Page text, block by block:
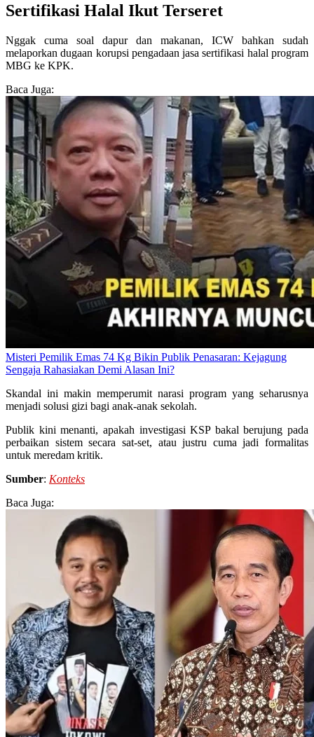
Sertifikasi Halal Ikut Terseret
Nggak cuma soal dapur dan makanan, ICW bahkan sudah
melaporkan dugaan korupsi pengadaan jasa sertifikasi halal program
MBG ke KPK.
Baca Juga:
Misteri Pemilik Emas 74 Kg Bikin Publik Penasaran: Kejagung
Sengaja Rahasiakan Demi Alasan Ini?
Skandal ini makin memperumit narasi program yang seharusnya
menjadi solusi gizi bagi anak-anak sekolah.
Publik kini menanti, apakah investigasi KSP bakal berujung pada
perbaikan sistem secara sat-set, atau justru cuma jadi formalitas
untuk meredam kritik.
Sumber: Konteks
Baca Juga: